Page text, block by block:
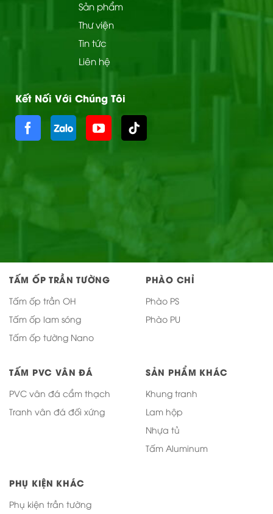
Sản phẩm
Thư viện
Tin tức
Liên hệ
Kết Nối Với Chúng Tôi
TẤM ỐP TRẦN TƯỜNG
Tấm ốp trần OH
Tấm ốp lam sóng
Tấm ốp tường Nano
PHÀO CHỈ
Phào PS
Phào PU
TẤM PVC VÂN ĐÁ
PVC vân đá cẩm thạch
Tranh vân đá đối xứng
SẢN PHẨM KHÁC
Khung tranh
Lam hộp
Nhựa tủ
Tấm Aluminum
PHỤ KIỆN KHÁC
Phụ kiện trần tường